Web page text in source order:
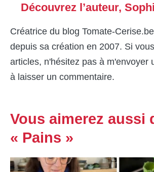
Découvrez l’auteur,
Créatrice du blog Tomate-
depuis sa création en 2007. Si
articles, n'hésitez pas à m'envoyer
à laisser un commentaire.
Vous aimerez aussi
« Pains »